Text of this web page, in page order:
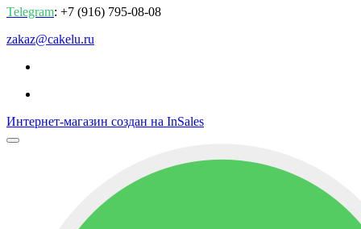
Telegram: +7 (916) 795-08-08
zakaz@cakelu.ru
Интернет-магазин создан на InSales